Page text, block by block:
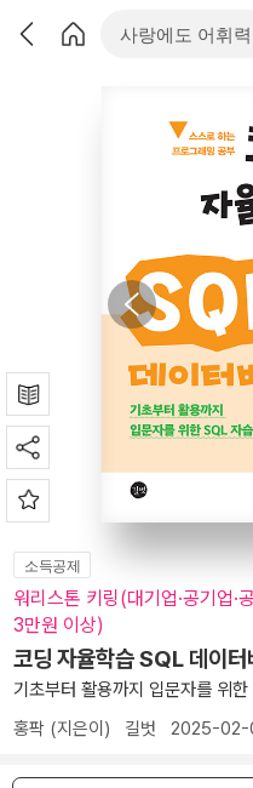
소득공제
워리스톤 키링(대기업·공기업·
3만원 이상)
코딩 자율학습 SQL 데이터
기초부터 활용까지 입문자를 위
홍팍 (지은이) 길벗 2025-02-